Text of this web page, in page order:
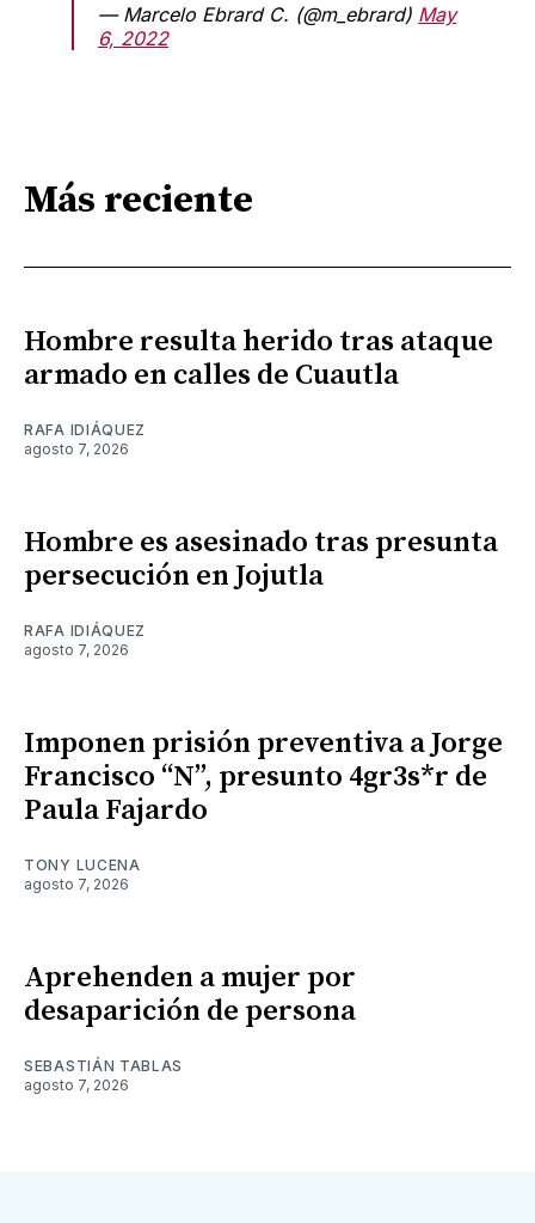
— Marcelo Ebrard C. (@m_ebrard) May
6, 2022
Más reciente
Hombre resulta herido tras ataque
armado en calles de Cuautla
RAFA IDIÁQUEZ
agosto 7, 2026
Hombre es asesinado tras presunta
persecución en Jojutla
RAFA IDIÁQUEZ
agosto 7, 2026
Imponen prisión preventiva a Jorge
Francisco “N”, presunto 4gr3s*r de
Paula Fajardo
TONY LUCENA
agosto 7, 2026
Aprehenden a mujer por
desaparición de persona
SEBASTIÁN TABLAS
agosto 7, 2026